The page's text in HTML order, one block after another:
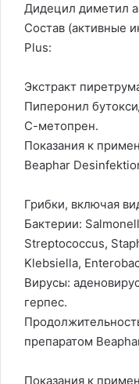
Дидецил диметил
Состав (активные
Plus:
Экстракт
Пиперонил
С-метопрен.
Показания к
Beaphar
Грибки, включая
Бактерии:
Streptococcus,
Klebsiella,
Вирусы:
герпес.
препаратом
Показания к